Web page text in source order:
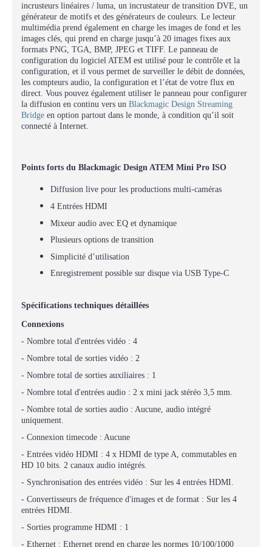
incrusteurs linéaires / luma, un incrustateur de transition DVE, un
générateur de motifs et des générateurs de couleurs. Le lecteur
multimédia prend également en charge les images de fond et les
images clés, qui prend en charge jusqu’à 20 images fixes aux
formats PNG, TGA, BMP, JPEG et TIFF. Le panneau de
configuration du logiciel ATEM est utilisé pour le contrôle et la
configuration, et il vous permet de surveiller le débit de données,
les compteurs audio, la configuration et l’état de votre flux en
direct. Vous pouvez également utiliser le panneau pour configurer
la diffusion en continu vers un Blackmagic Design Streaming
Bridge en option partout dans le monde, à condition qu’il soit
connecté à Internet.
Points forts du Blackmagic Design ATEM Mini Pro ISO
Diffusion live pour les productions multi-caméras
4 Entrées HDMI
Mixeur audio avec EQ et dynamique
Plusieurs options de transition
Simplicité d’utilisation
Enregistrement possible sur disque via USB Type-C
Spécifications techniques détaillées
Connexions
- Nombre total d'entrées vidéo : 4
- Nombre total de sorties vidéo : 2
- Nombre total de sorties auxiliaires : 1
- Nombre total d'entrées audio : 2 x mini jack stéréo 3,5 mm.
- Nombre total de sorties audio : Aucune, audio intégré
uniquement.
- Connexion timecode : Aucune
- Entrées vidéo HDMI : 4 x HDMI de type A, commutables en
HD 10 bits. 2 canaux audio intégrés.
- Synchronisation des entrées vidéo : Sur les 4 entrées HDMI.
- Convertisseurs de fréquence d'images et de format : Sur les 4
entrées HDMI.
- Sorties programme HDMI : 1
- Ethernet : Ethernet prend en charge les normes 10/100/1000